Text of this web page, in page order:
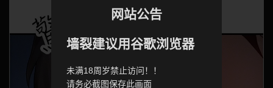
网站公告
墙裂建议用谷歌浏览器
未满18周岁禁止访问！！
请务必截图保存此画面